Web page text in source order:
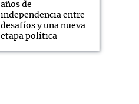
años de
independencia entre
desafíos y una nueva
etapa política